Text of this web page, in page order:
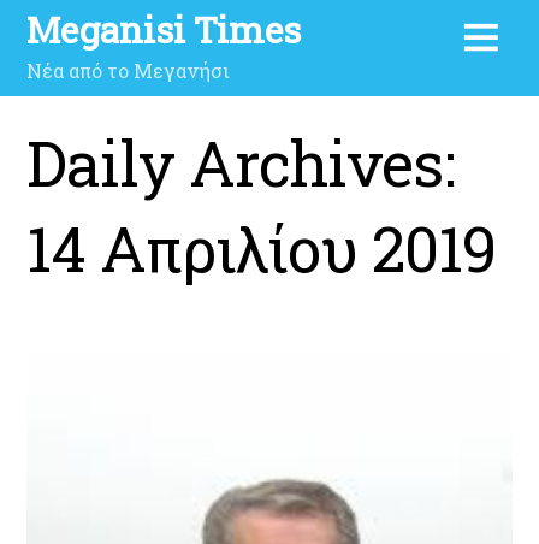
Meganisi Times
Νέα από το Μεγανήσι
Daily Archives:
14 Απριλίου 2019